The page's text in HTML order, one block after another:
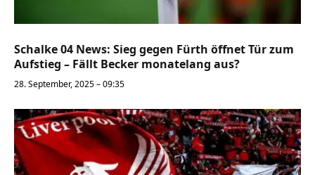
Schalke 04 News: Sieg gegen Fürth öffnet Tür zum
Aufstieg – Fällt Becker monatelang aus?
28. September, 2025 – 09:35